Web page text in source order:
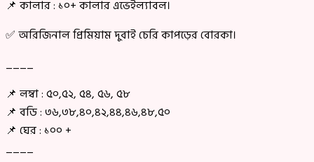
📌 কালার : ১০+ কালার এভেইল্যাবল।
✅ অরিজিনাল প্রিমিয়াম দুবাই চেরি কাপড়ের বোরকা।
____
📌 লম্বা : ৫০,৫২, ৫৪, ৫৬, ৫৮
📌 বডি : ৩৬,৩৮,৪০,৪২,৪৪,৪৬,৪৮,৫০
📌 ঘের : ১০০ +
____